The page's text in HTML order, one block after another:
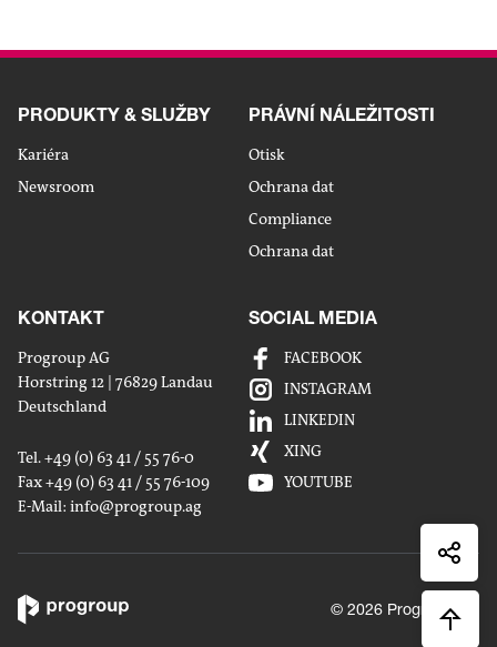
Sdílet
na
PRODUKTY & SLUŽBY
Kariéra
Newsroom
PRÁVNÍ NÁLEŽITOSTI
Otisk
Ochrana dat
Compliance
Ochrana dat
KONTAKT
Progroup AG
Horstring 12 | 76829 Landau
Deutschland
Tel. +49 (0) 63 41 / 55 76-0
Fax +49 (0) 63 41 / 55 76-109
E-Mail: info@progroup.ag
SOCIAL MEDIA
FACEBOOK
INSTAGRAM
LINKEDIN
XING
YOUTUBE
© 2026 Progroup AG